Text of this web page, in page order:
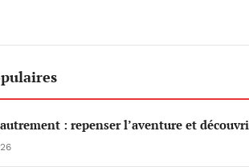
: repenser l’aventure et